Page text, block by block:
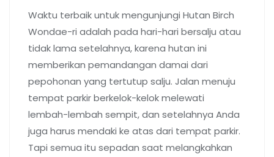
Waktu terbaik untuk mengunjungi Hutan Birch
Wondae-ri adalah pada hari-hari bersalju atau
tidak lama setelahnya, karena hutan ini
memberikan pemandangan damai dari
pepohonan yang tertutup salju. Jalan menuju
tempat parkir berkelok-kelok melewati
lembah-lembah sempit, dan setelahnya Anda
juga harus mendaki ke atas dari tempat parkir.
Tapi semua itu sepadan saat melangkahkan